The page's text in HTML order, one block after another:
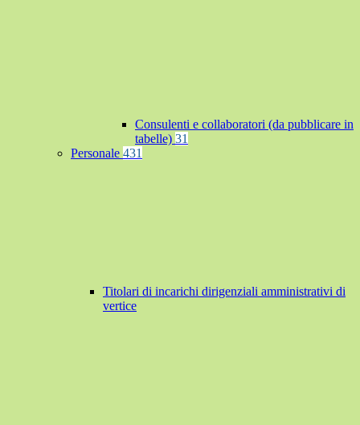
Consulenti e collaboratori (da pubblicare in
tabelle) 31
Personale 431
Titolari di incarichi dirigenziali amministrativi di
vertice